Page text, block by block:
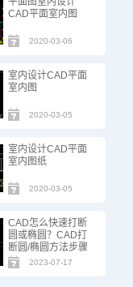
CAD平面室内图
2020-03-06
室内设计CAD平面
室内图
2020-03-05
室内设计CAD平面
室内图纸
2020-03-05
CAD怎么快速打断
圆或椭圆？CAD打
断圆/椭圆方法步骤
2023-07-17